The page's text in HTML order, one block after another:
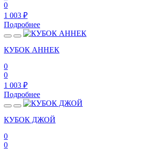
0
1 003 ₽
Подробнее
КУБОК АННЕК
0
0
1 003 ₽
Подробнее
КУБОК ДЖОЙ
0
0